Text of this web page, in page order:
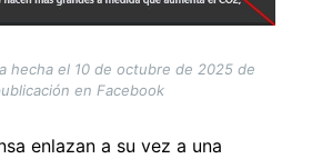
hecha el 10 de octubre de 2025 de
en Facebook
enlazan a su vez a una